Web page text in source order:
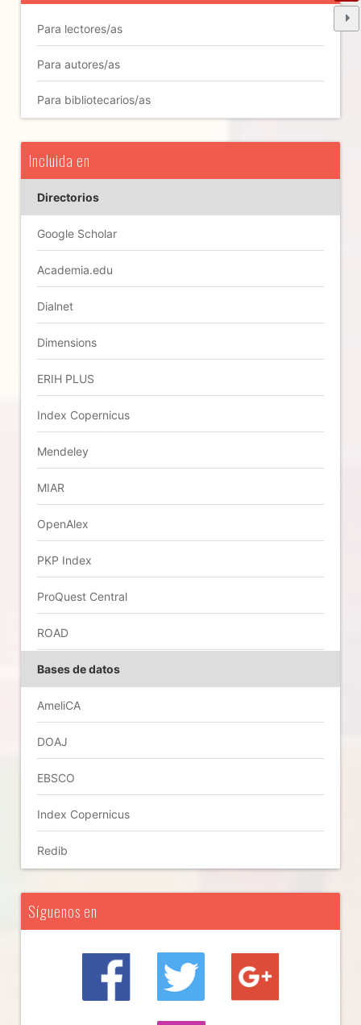
Para lectores/as
Para autores/as
Para bibliotecarios/as
Incluida en
Directorios
Google Scholar
Academia.edu
Dialnet
Dimensions
ERIH PLUS
Index Copernicus
Mendeley
MIAR
OpenAlex
PKP Index
ProQuest Central
ROAD
Bases de datos
AmeliCA
DOAJ
EBSCO
Index Copernicus
Redib
Síguenos en